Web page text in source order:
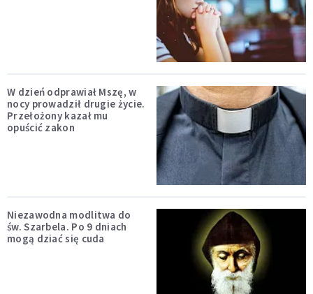
W dzień odprawiał Mszę, w
nocy prowadził drugie życie.
Przełożony kazał mu
opuścić zakon
Niezawodna modlitwa do
św. Szarbela. Po 9 dniach
mogą dziać się cuda